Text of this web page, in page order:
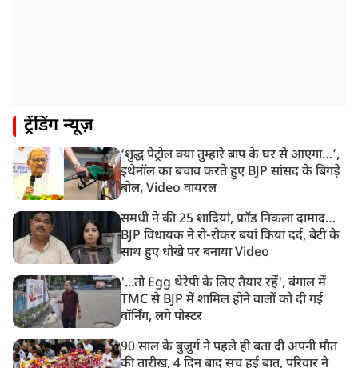
संसद में फिर हंगामा, कार्यवाही स्थगित, नहीं चल सका प्रश्नकाल
12:43 PM
रांची प्रदर्शन: विधानसभा के बेहद करीब पहुंचे छात्र, वाटर कैनन
का हुआ इस्तेमाल
ट्रेंडिंग न्यूज़
‘शुद्ध पेट्रोल क्या तुम्हारे बाप के घर से आएगा…’,
इथेनॉल का बचाव करते हुए BJP सांसद के बिगड़े
बोल, Video वायरल
समधी ने की 25 शादियां, फ्रॉड निकला दामाद…
BJP विधायक ने रो-रोकर बयां किया दर्द, बेटी के
साथ हुए धोखे पर बनाया Video
'...तो Egg थेरेपी के लिए तैयार रहें', बंगाल में
TMC से BJP में शामिल होने वालों को दी गई
वॉर्निंग, लगे पोस्टर
90 साल के बुजुर्ग ने पहले ही बता दी अपनी मौत
की तारीख, 4 दिन बाद सच हुई बात, परिवार ने